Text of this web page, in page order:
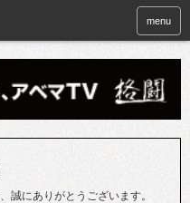
menu
誠にありがとうございます。